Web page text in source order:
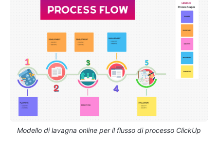
Modello di lavagna online per il flusso di processo ClickUp